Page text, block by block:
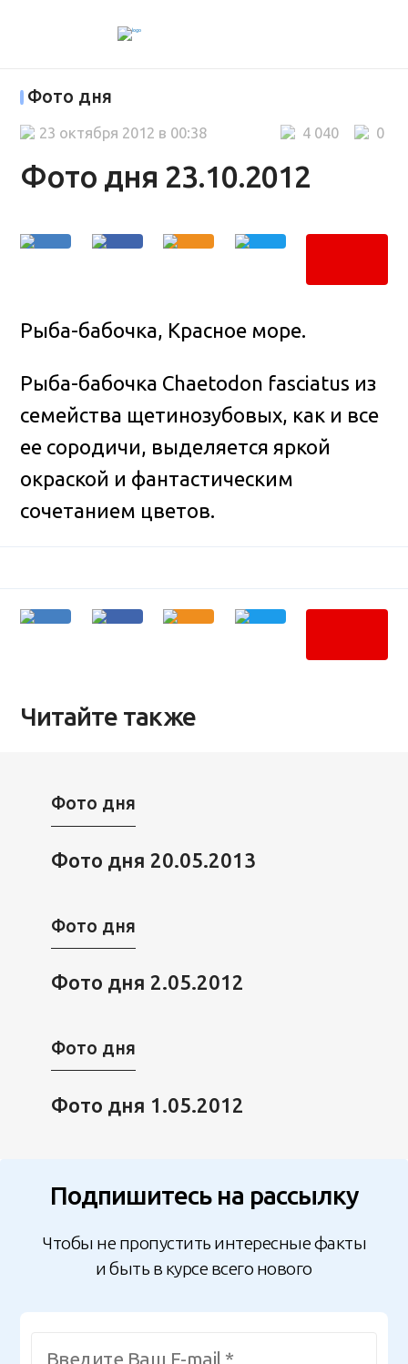
Фото дня
Фото дня 23.10.2012
0
4 040
23 октября 2012 в 00:38
Рыба-бабочка, Красное море.
Рыба-бабочка Chaetodon fasciatus из
семейства щетинозубовых, как и все
ее сородичи, выделяется яркой
окраской и фантастическим
сочетанием цветов.
Читайте также
Фото дня
Фото дня 20.05.2013
Фото дня
Фото дня 2.05.2012
Фото дня
Фото дня 1.05.2012
Подпишитесь на рассылку
Чтобы не пропустить интересные факты
и быть в курсе всего нового